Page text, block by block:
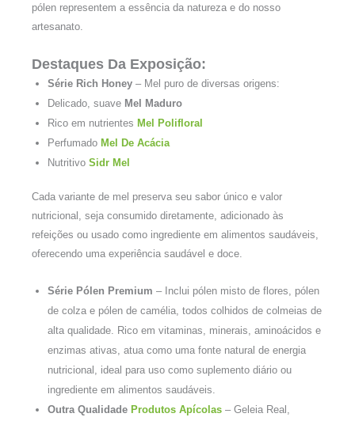
pólen representem a essência da natureza e do nosso
artesanato.
Destaques Da Exposição:
Série Rich Honey – Mel puro de diversas origens:
Delicado, suave Mel Maduro
Rico em nutrientes Mel Polifloral
Perfumado Mel De Acácia
Nutritivo Sidr Mel
Cada variante de mel preserva seu sabor único e valor
nutricional, seja consumido diretamente, adicionado às
refeições ou usado como ingrediente em alimentos saudáveis,
oferecendo uma experiência saudável e doce.
Série Pólen Premium – Inclui pólen misto de flores, pólen
de colza e pólen de camélia, todos colhidos de colmeias de
alta qualidade. Rico em vitaminas, minerais, aminoácidos e
enzimas ativas, atua como uma fonte natural de energia
nutricional, ideal para uso como suplemento diário ou
ingrediente em alimentos saudáveis.
Outra Qualidade Produtos Apícolas – Geleia Real,